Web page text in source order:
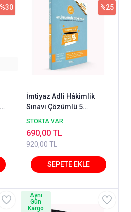
%30
İmtiyaz Adli Hâkimlik
Sınavı Çözümlü 5
Deneme 2025
STOKTA VAR
920,00 TL
%25
690,00 TL
Aynı
Gün
Kargo